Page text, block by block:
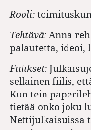
Rooli:
Tehtävä: Anna
palautetta, ideoi,
Fiilikset:
sellainen fiilis,
Kun tein
tietää onko joku
Nettijulkaisuissa